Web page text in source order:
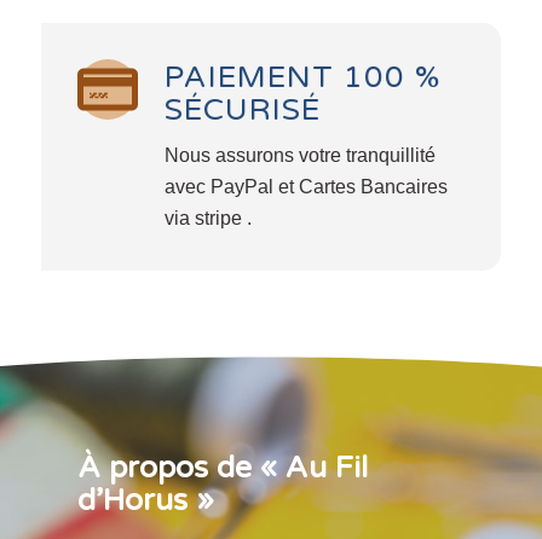
PAIEMENT 100 %
SÉCURISÉ
Nous assurons votre tranquillité
avec PayPal et Cartes Bancaires
via stripe .
À propos de « Au Fil
d’Horus »